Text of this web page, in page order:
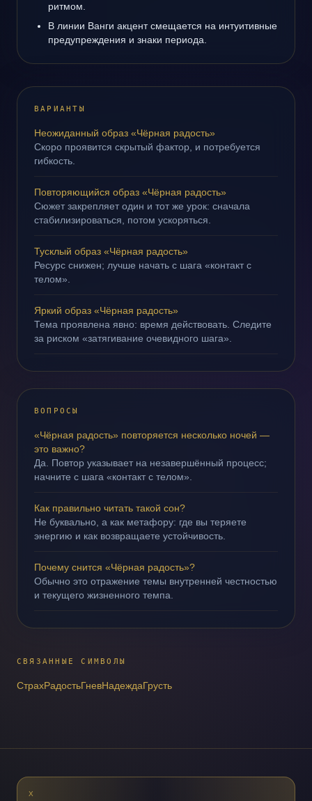
ритмом.
В линии Ванги акцент смещается на интуитивные
предупреждения и знаки периода.
ВАРИАНТЫ
Неожиданный образ «Чёрная радость»
Скоро проявится скрытый фактор, и потребуется
гибкость.
Повторяющийся образ «Чёрная радость»
Сюжет закрепляет один и тот же урок: сначала
стабилизироваться, потом ускоряться.
Тусклый образ «Чёрная радость»
Ресурс снижен; лучше начать с шага «контакт с
телом».
Яркий образ «Чёрная радость»
Тема проявлена явно: время действовать. Следите
за риском «затягивание очевидного шага».
ВОПРОСЫ
«Чёрная радость» повторяется несколько ночей —
это важно?
Да. Повтор указывает на незавершённый процесс;
начните с шага «контакт с телом».
Как правильно читать такой сон?
Не буквально, а как метафору: где вы теряете
энергию и как возвращаете устойчивость.
Почему снится «Чёрная радость»?
Обычно это отражение темы внутренней честностью
и текущего жизненного темпа.
СВЯЗАННЫЕ СИМВОЛЫ
СтрахРадостьГневНадеждаГрусть
X